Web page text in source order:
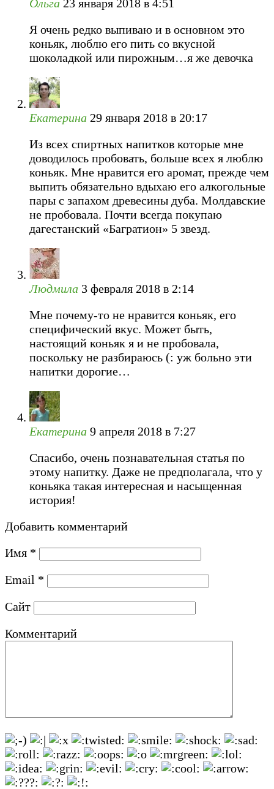
Ольга 23 января 2018 в 4:51
Я очень редко выпиваю и в основном это
коньяк, люблю его пить со вкусной
шоколадкой или пирожным…я же девочка
Екатерина 29 января 2018 в 20:17
Из всех спиртных напитков которые мне
доводилось пробовать, больше всех я люблю
коньяк. Мне нравится его аромат, прежде чем
выпить обязательно вдыхаю его алкогольные
пары с запахом древесины дуба. Молдавские
не пробовала. Почти всегда покупаю
дагестанский «Багратион» 5 звезд.
Людмила 3 февраля 2018 в 2:14
Мне почему-то не нравится коньяк, его
специфический вкус. Может быть,
настоящий коньяк я и не пробовала,
поскольку не разбираюсь (: уж больно эти
напитки дорогие…
Екатерина 9 апреля 2018 в 7:27
Спасибо, очень познавательная статья по
этому напитку. Даже не предполагала, что у
коньяка такая интересная и насыщенная
история!
Добавить комментарий
Имя *
Email *
Сайт
Комментарий